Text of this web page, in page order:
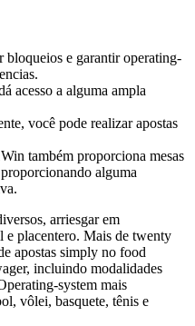
bloqueios e garantir operating-
acesso a alguma ampla
você pode realizar apostas
também proporciona mesas
alguma
arriesgar em
e placentero. Mais de twenty
apostas simply no food
incluindo modalidades
system mais
vôlei, basquete, tênis e